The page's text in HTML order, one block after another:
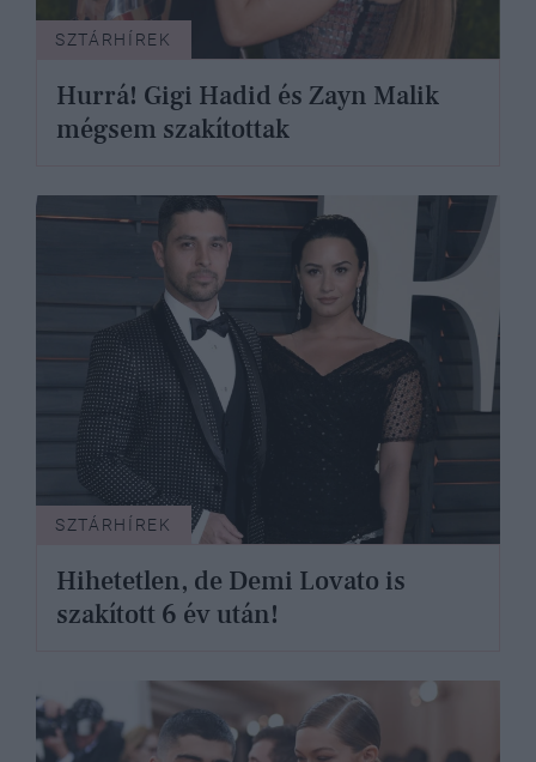
SZTÁRHÍREK
Hurrá! Gigi Hadid és Zayn Malik
mégsem szakítottak
SZTÁRHÍREK
Hihetetlen, de Demi Lovato is
szakított 6 év után!